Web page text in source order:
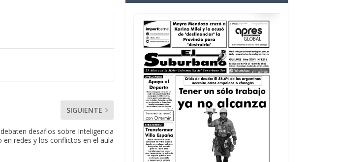
SIGUIENTE
desafios sobre Inteligencia
en redes y los conflictos en el aula